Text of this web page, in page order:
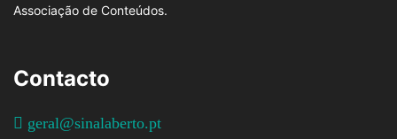
Associação de Conteúdos.
Contacto
geral@sinalaberto.pt